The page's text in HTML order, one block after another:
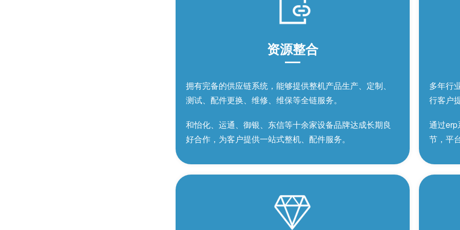
资源整合
拥有完备的供应链系统，能够提供整机产品生产、定制、
测试、配件更换、维修、维保等全链服务。
和怡化、运通、御银、东信等十余家设备品牌达成长期良
好合作，为客户提供一站式整机、配件服务。
多年行
行客户
通过
节，平